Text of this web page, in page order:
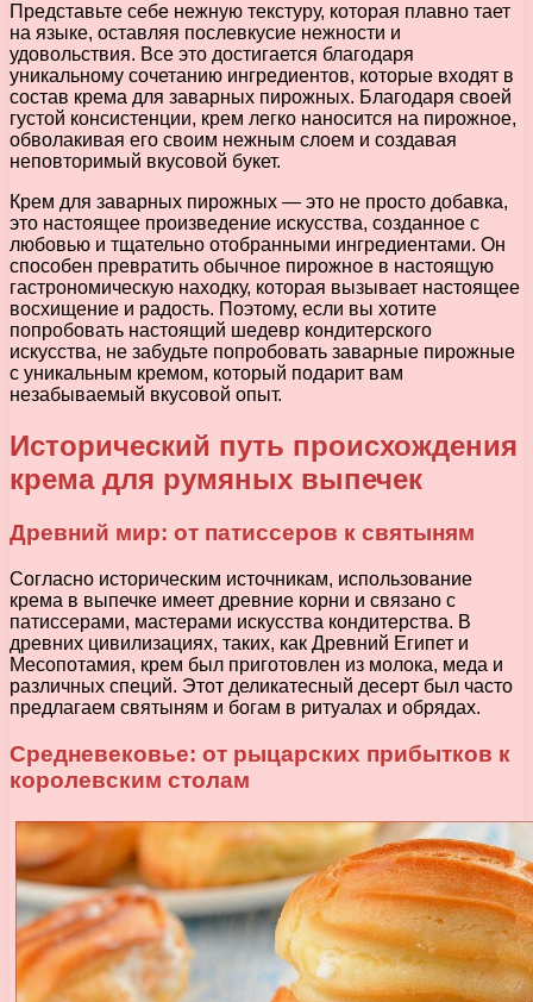
Представьте себе нежную текстуру, которая плавно тает
на языке, оставляя послевкусие нежности и
удовольствия. Все это достигается благодаря
уникальному сочетанию ингредиентов, которые входят в
состав крема для заварных пирожных. Благодаря своей
густой консистенции, крем легко наносится на пирожное,
обволакивая его своим нежным слоем и создавая
неповторимый вкусовой букет.
Крем для заварных пирожных — это не просто добавка,
это настоящее произведение искусства, созданное с
любовью и тщательно отобранными ингредиентами. Он
способен превратить обычное пирожное в настоящую
гастрономическую находку, которая вызывает настоящее
восхищение и радость. Поэтому, если вы хотите
попробовать настоящий шедевр кондитерского
искусства, не забудьте попробовать заварные пирожные
с уникальным кремом, который подарит вам
незабываемый вкусовой опыт.
Исторический путь происхождения
крема для румяных выпечек
Древний мир: от патиссеров к святыням
Согласно историческим источникам, использование
крема в выпечке имеет древние корни и связано с
патиссерами, мастерами искусства кондитерства. В
древних цивилизациях, таких, как Древний Египет и
Месопотамия, крем был приготовлен из молока, меда и
различных специй. Этот деликатесный десерт был часто
предлагаем святыням и богам в ритуалах и обрядах.
Средневековье: от рыцарских прибытков к
королевским столам